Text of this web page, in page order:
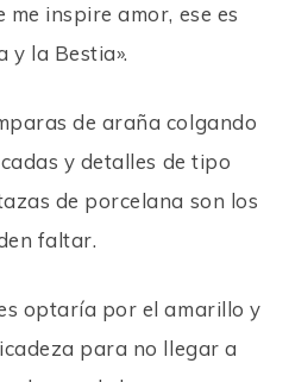
me inspire amor, ese es
y la Bestia».
de araña colgando
y detalles de tipo
de porcelana son los
faltar.
optaría por el amarillo y
para no llegar a